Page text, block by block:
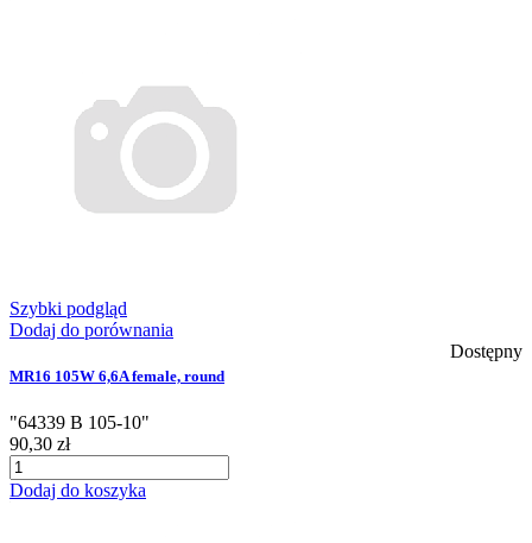
Szybki podgląd
Dodaj do porównania
Dostępny
MR16 105W 6,6A female, round
"64339 B 105-10"
90,30 zł
Dodaj do koszyka